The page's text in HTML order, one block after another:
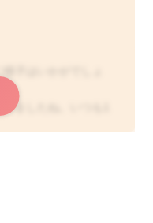
ましたね。いつも1
ります。お子さん
が回復するまでに
ただき、例えば哺
げてくださいね。